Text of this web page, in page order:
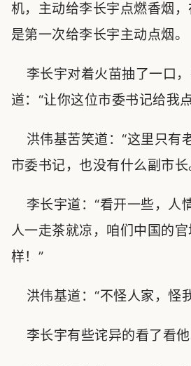
机，主动给李长宇点燃香烟
是第一次给李长宇主动点烟。
李长宇对着火苗抽了一口
道：“让你这位市委书记给我
洪伟基苦笑道：“这里只有
市委书记，也没有什么副市长
李长宇道：“看开一些，人
人一走茶就凉，咱们中国的
样！”
洪伟基道：“不怪人家，怪
李长宇有些诧异的看了看他